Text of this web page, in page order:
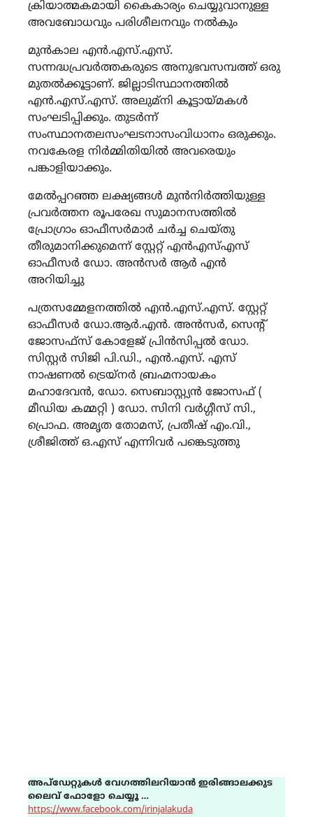
ക്രിയാത്മകമായി കൈകാര്യം ചെയ്യുവാനുള്ള
അവബോധവും പരിശീലനവും നൽകും
മുന്‍കാല എന്‍.എസ്.എസ്.
സന്നദ്ധപ്രവര്‍ത്തകരുടെ അനുഭവസമ്പത്ത് ഒരു
മുതൽക്കൂട്ടാണ്. ജില്ലാടിസ്ഥാനത്തില്‍
എന്‍.എസ്.എസ്. അലുമ്നി കൂട്ടായ്മകള്‍
സംഘടിപ്പിക്കും. തുടർന്ന്
സംസ്ഥാനതലസംഘടനാസംവിധാനം ഒരുക്കും.
നവകേരള നിർമ്മിതിയിൽ അവരെയും
പങ്കാളിയാക്കും.
മേൽപ്പറഞ്ഞ ലക്ഷ്യങ്ങൾ മുൻനിർത്തിയുള്ള
പ്രവർത്തന രൂപരേഖ സുമാനസത്തിൽ
പ്രോഗ്രാം ഓഫീസർമാർ ചർച്ച ചെയ്തു
തീരുമാനിക്കുമെന്ന് സ്റ്റേറ്റ് എൻഎസ്എസ്
ഓഫീസർ ഡോ. അൻസർ ആർ എൻ
അറിയിച്ചു
പത്രസമ്മേളനത്തിൽ എൻ.എസ്.എസ്. സ്റ്റേറ്റ്
ഓഫീസർ ഡോ.ആർ.എൻ. അൻസർ, സെന്റ്
ജോസഫ്സ് കോളേജ് പ്രിൻസിപ്പൽ ഡോ.
സിസ്റ്റർ സിജി പി.ഡി., എൻ.എസ്. എസ്
നാഷണൽ ട്രെയ്നർ ബ്രഹ്മനായകം
മഹാദേവൻ, ഡോ. സെബാസ്റ്റ്യൻ ജോസഫ് (
മീഡിയ കമ്മറ്റി ) ഡോ. സിനി വർഗ്ഗീസ് സി.,
പ്രൊഫ. അമൃത തോമസ്, പ്രതീഷ് എം.വി.,
ശ്രീജിത്ത് ഒ.എസ് എന്നിവർ പങ്കെടുത്തു
അപ്ഡേറ്റുകൾ വേഗത്തിലറിയാൻ ഇരിങ്ങാലക്കുട
ലൈവ് ഫോളോ ചെയ്യൂ …
https://www.facebook.com/irinjalakuda